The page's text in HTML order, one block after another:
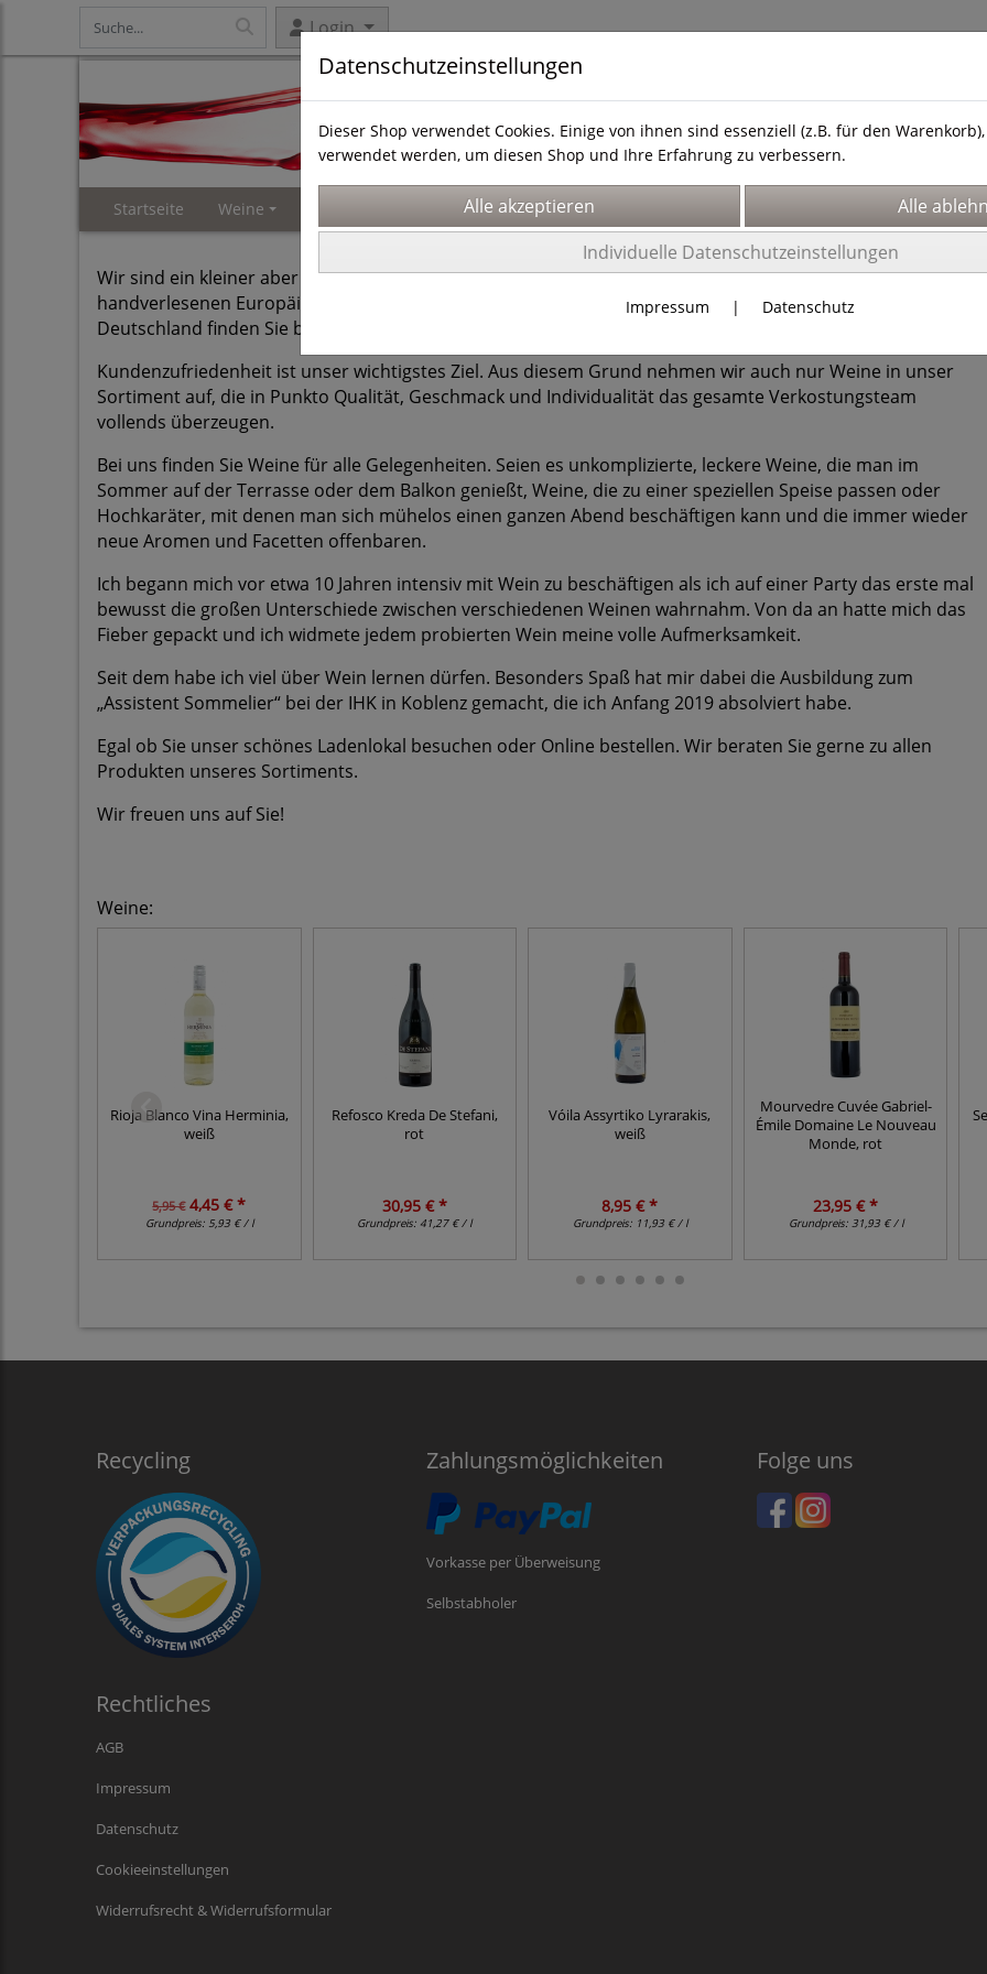
Login
Startseite Weine Events & Service Hier finden Sie uns!
Wir sind ein kleiner aber feiner Inhabergeführter Weinfachhandel in der Aachener Innenstadt. Neben
handverlesenen Europäischen Weinen mit den Schwerpunkten Frankreich, Portugal, Italien, Spanien und
Deutschland finden Sie bei uns auch qualitativ hochwertige Spirituosen und Feinkost.
Kundenzufriedenheit ist unser wichtigstes Ziel. Aus diesem Grund nehmen wir auch nur Weine in unser
Sortiment auf, die in Punkto Qualität, Geschmack und Individualität das gesamte Verkostungsteam
vollends überzeugen.
Bei uns finden Sie Weine für alle Gelegenheiten. Seien es unkomplizierte, leckere Weine, die man im
Sommer auf der Terrasse oder dem Balkon genießt, Weine, die zu einer speziellen Speise passen oder
Hochkaräter, mit denen man sich mühelos einen ganzen Abend beschäftigen kann und die immer wieder
neue Aromen und Facetten offenbaren.
Ich begann mich vor etwa 10 Jahren intensiv mit Wein zu beschäftigen als ich auf einer Party das erste mal
bewusst die großen Unterschiede zwischen verschiedenen Weinen wahrnahm. Von da an hatte mich das
Fieber gepackt und ich widmete jedem probierten Wein meine volle Aufmerksamkeit.
Seit dem habe ich viel über Wein lernen dürfen. Besonders Spaß hat mir dabei die Ausbildung zum
„Assistent Sommelier“ bei der IHK in Koblenz gemacht, die ich Anfang 2019 absolviert habe.
Egal ob Sie unser schönes Ladenlokal besuchen oder Online bestellen. Wir beraten Sie gerne zu allen
Produkten unseres Sortiments.
Wir freuen uns auf Sie!
Weine:
Rioja Blanco Vina Herminia,
weiß
5,95 €4,45 € *
Grundpreis: 5,93 € / l
Refosco Kreda De Stefani,
rot
30,95 € *
Grundpreis: 41,27 € / l
Vóila Assyrtiko Lyrarakis,
weiß
8,95 € *
Grundpreis: 11,93 € / l
Mourvedre Cuvée Gabriel-
Émile Domaine Le Nouveau
Monde, rot
23,95 € *
Grundpreis: 31,93 € / l
Recycling
Rechtliches
AGB
Impressum
Datenschutz
Cookieeinstellungen
Widerrufsrecht & Widerrufsformular
Zahlungsmöglichkeiten
Vorkasse per Überweisung
Selbstabholer
Folge uns
Datenschutzeinstellungen
Dieser Shop verwendet Cookies. Einige von ihnen sind essenziell (z.B. für den
verwendet werden, um diesen Shop und Ihre Erfahrung zu verbessern.
Individuelle Datenschutzeinstellungen
Impressum | Datenschutz